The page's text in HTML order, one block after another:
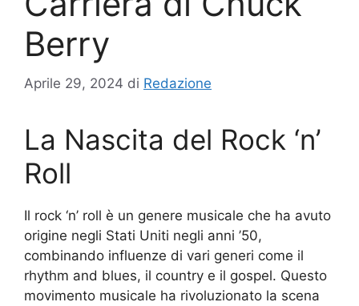
Berry
Aprile 29, 2024 di Redazione
La Nascita del Rock ‘n’
Roll
Il rock ‘n’ roll è un genere musicale che ha avuto
origine negli Stati Uniti negli anni ’50,
combinando influenze di vari generi come il
rhythm and blues, il country e il gospel. Questo
movimento musicale ha rivoluzionato la scena